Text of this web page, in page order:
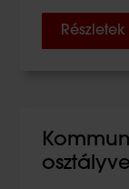
Részletek